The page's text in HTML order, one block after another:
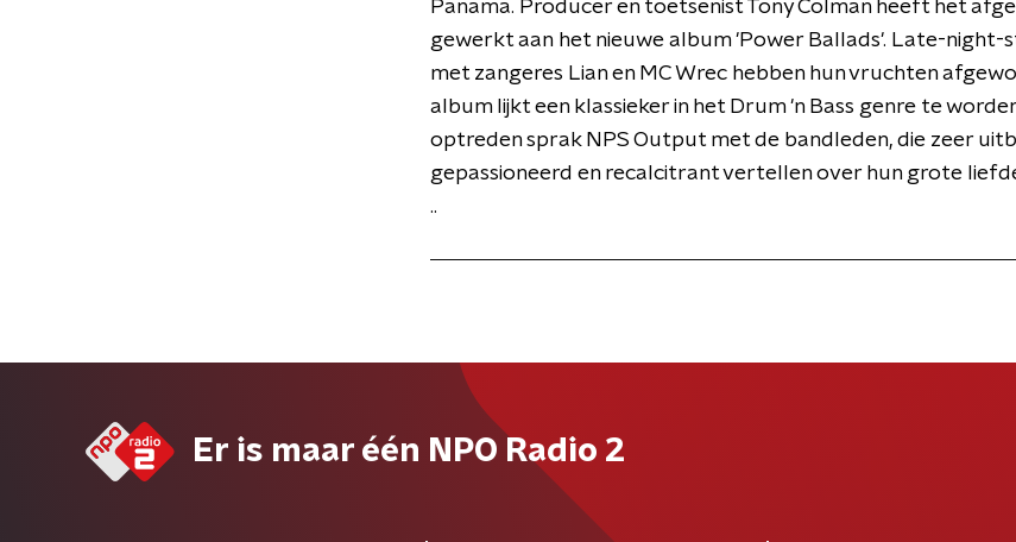
Panama. Producer en toetsenist Tony Colman heeft het
gewerkt aan het nieuwe album 'Power Ballads'. Late-night-
met zangeres Lian en MC Wrec hebben hun vruchten
album lijkt een klassieker in het Drum 'n Bass genre te
optreden sprak NPS Output met de bandleden, die zeer
gepassioneerd en recalcitrant vertellen over hun grote
..
Er is maar één NPO Radio 2